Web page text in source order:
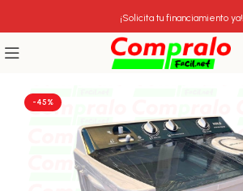
¡Solicita tu financiamiento ya!
-45%